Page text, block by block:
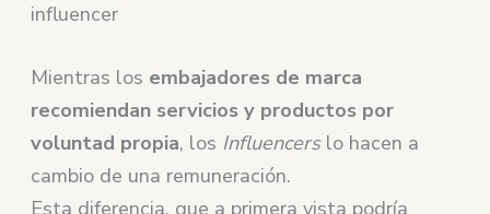
influencer
Mientras los embajadores de marca
recomiendan servicios y productos por
voluntad propia, los Influencerslo hacen a
cambio de una remuneración.
Esta diferencia, que a primera vista podría